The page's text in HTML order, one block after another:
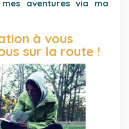
aventures via ma
à vous
sur la route !